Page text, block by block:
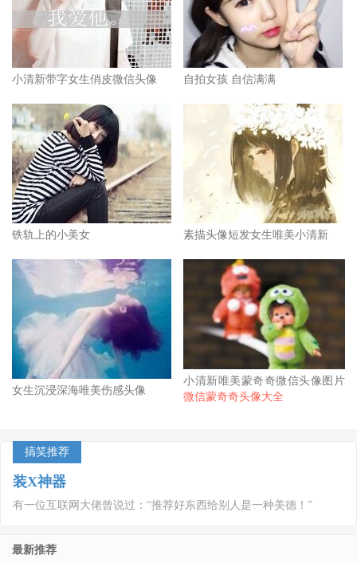
小清新带字女生俏皮微信头像 自拍女孩 自信满满
铁轨上的小美女 素描头像短发女生唯美小清新
女生沉浸深海唯美伤感头像
小清新唯美蒙奇奇微信头像图片
微信蒙奇奇头像大全
搞笑推荐
装X神器
有一位互联网大佬曾说过：“推荐好东西给别人是一种美德！”
最新推荐